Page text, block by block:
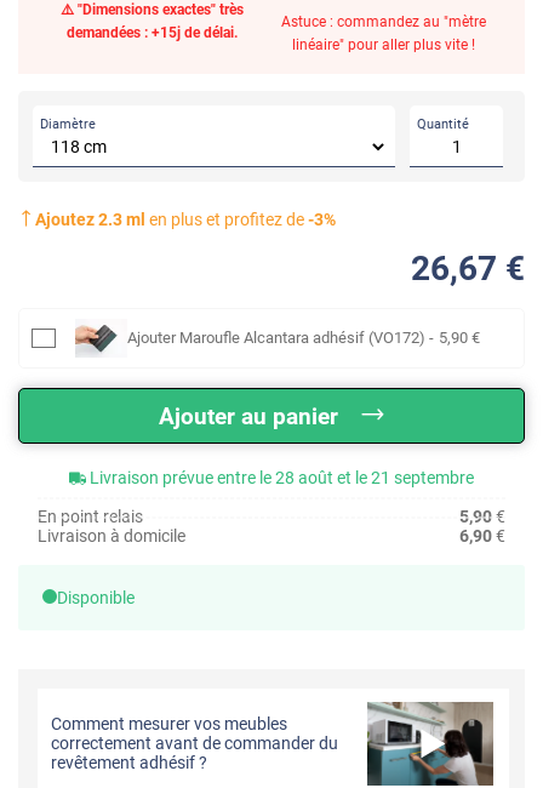
⚠️ "Dimensions exactes" très
demandées : +15j de délai.
Astuce : commandez au "mètre
linéaire" pour aller plus vite !
Diamètre Quantité
Ajoutez2.3ml en plus et profitez de-3%
26,67 €
Ajouter Maroufle Alcantara adhésif (VO172) - 5,90 €
Ajouter au panier
Livraison prévue entre le 28 août et le 21 septembre
En point relais
5,90€
Livraison à domicile
6,90€
Disponible
Comment mesurer vos meubles
correctement avant de commander du
revêtement adhésif ?